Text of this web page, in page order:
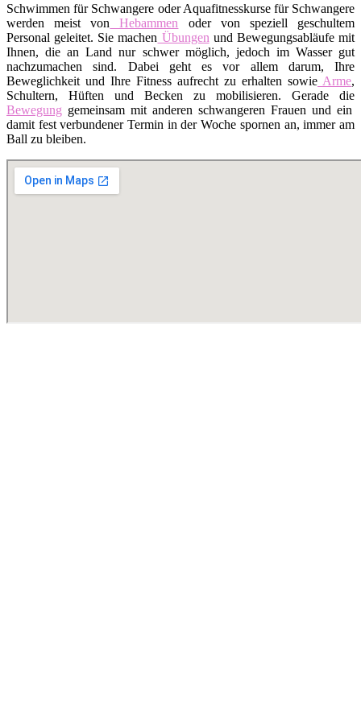
Schwimmen für Schwangere oder Aquafitnesskurse für Schwangere
werden meist von Hebammen oder von speziell geschultem
Personal geleitet. Sie machen Übungen und Bewegungsabläufe mit
Ihnen, die an Land nur schwer möglich, jedoch im Wasser gut
nachzumachen sind. Dabei geht es vor allem darum, Ihre
Beweglichkeit und Ihre Fitness aufrecht zu erhalten sowie Arme,
Schultern, Hüften und Becken zu mobilisieren. Gerade die
Bewegung gemeinsam mit anderen schwangeren Frauen und ein
damit fest verbundener Termin in der Woche spornen an, immer am
Ball zu bleiben.